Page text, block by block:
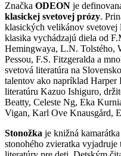
Značka ODEON je
klasickej svetovej prózy.
klasických velikánov
klasika vychádzajú diela od
Hemingwaya, L.N. Tolstého,
Pessou, F.S. Fitzgeralda a
svetová literatúra na
talentov ako napríklad
literatúru Kazuo Ishiguro,
Beatty, Celeste Ng, Eka
Vigan, Karl Ove Knausgård,
Stonožka je knižná kamarátka
stonohého zvieratka